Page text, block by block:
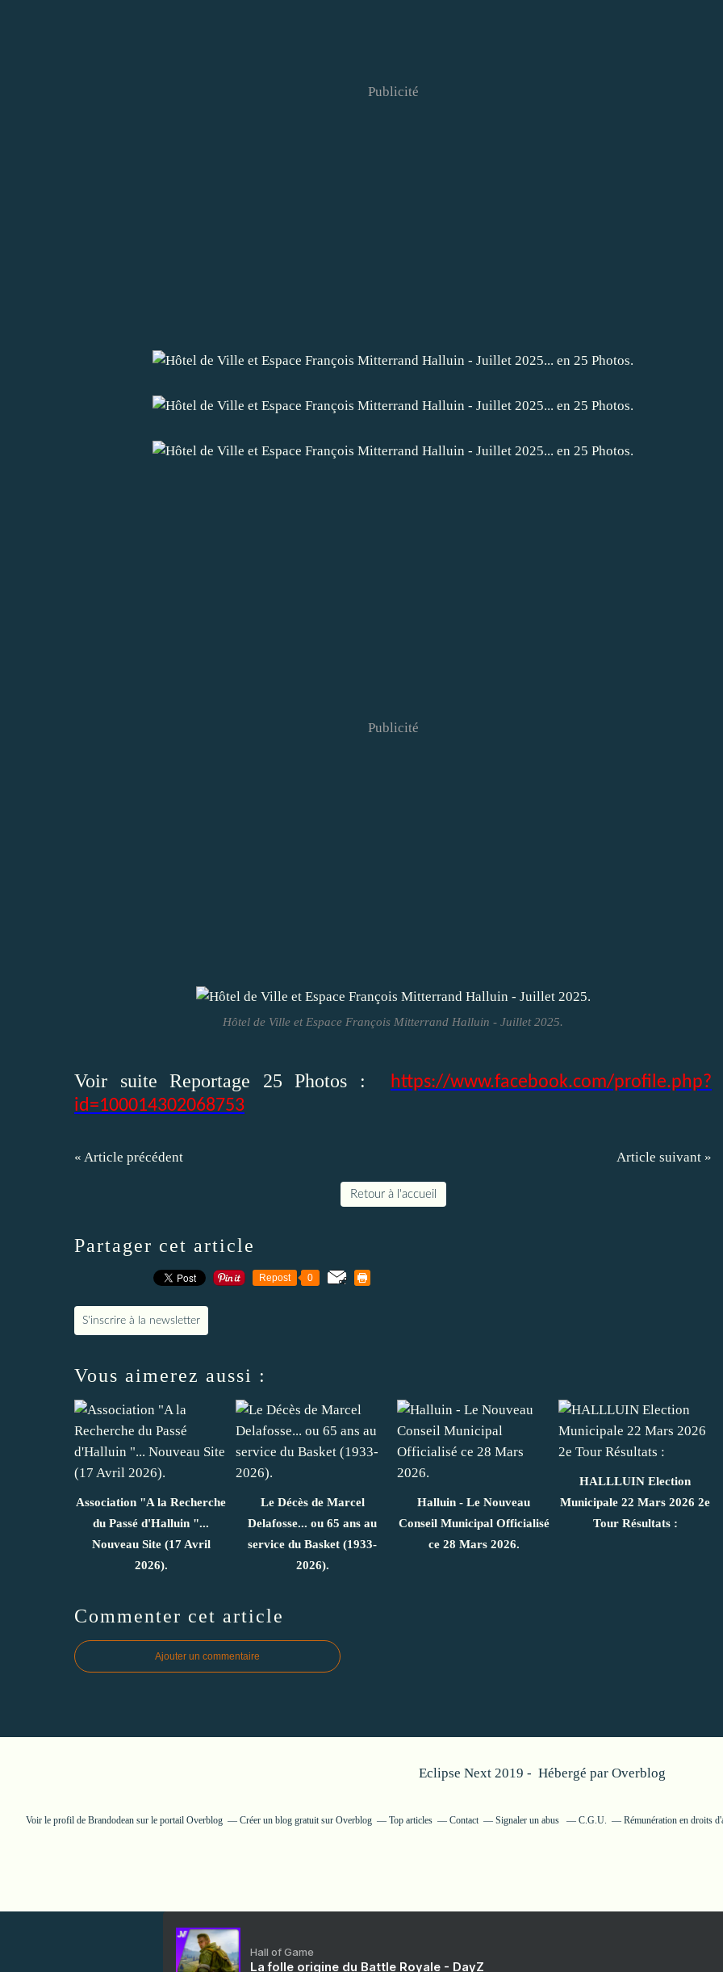
Publicité
Publicité
Hôtel de Ville et Espace François Mitterrand Halluin - Juillet 2025.
Voir suite Reportage 25 Photos :
https://www.facebook.com/profile.php?
id=100014302068753
« Article précédent Article suivant »
Retour à l'accueil
Partager cet article
Repost 0
S'inscrire à la newsletter
Vous aimerez aussi :
Association "A la Recherche
du Passé d'Halluin "...
Nouveau Site (17 Avril
2026).
Le Décès de Marcel
Delafosse... ou 65 ans au
service du Basket (1933-
2026).
Halluin - Le Nouveau
Conseil Municipal Officialisé
ce 28 Mars 2026.
HALLLUIN Election
Municipale 22 Mars 2026 2e
Tour Résultats :
Commenter cet article
Ajouter un commentaire
Eclipse Next 2019 - Hébergé par Overblog
Voir le profil de Brandodean sur le portail Overblog Créer un blog gratuit sur Overblog Top articles Contact Signaler un abus C.G.U. Rémunération en droits
Hall of Game
La folle origine du Battle Royale - DayZ